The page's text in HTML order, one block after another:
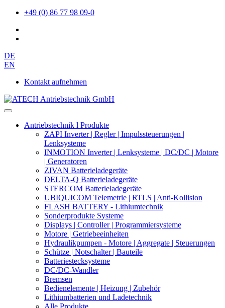
+49 (0) 86 77 98 09-0
DE
EN
Kontakt aufnehmen
Antriebstechnik l Produkte
ZAPI Inverter | Regler | Impulssteuerungen |
Lenksysteme
INMOTION Inverter | Lenksysteme | DC/DC | Motore
| Generatoren
ZIVAN Batterieladegeräte
DELTA-Q Batterieladegeräte
STERCOM Batterieladegeräte
UBIQUICOM Telemetrie | RTLS | Anti-Kollision
FLASH BATTERY - Lithiumtechnik
Sonderprodukte Systeme
Displays | Controller | Programmiersysteme
Motore | Getriebeeinheiten
Hydraulikpumpen - Motore | Aggregate | Steuerungen
Schütze | Notschalter | Bauteile
Batteriestecksysteme
DC/DC-Wandler
Bremsen
Bedienelemente | Heizung | Zubehör
Lithiumbatterien und Ladetechnik
Alle Produkte